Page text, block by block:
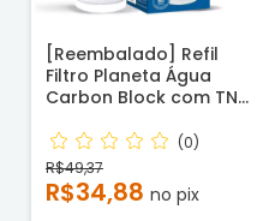
[Reembalado] Refil
Filtro Planeta Água
Carbon Block com TNT
Carcaças de 9,3/4"
Planeta Água, BBI,
Pentair, Lorenzetti -
Compatível
(0)
R$49,37
R$34,88 no pix